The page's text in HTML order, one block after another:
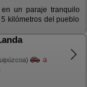
un paraje tranquilo
kilómetros del pueblo
a